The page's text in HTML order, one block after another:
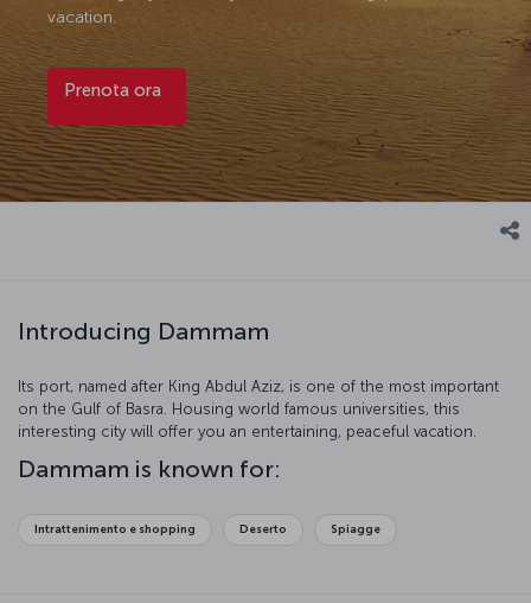
vacation.
Prenota ora
Introducing Dammam
Its port, named after King Abdul Aziz, is one of the most important
on the Gulf of Basra. Housing world famous universities, this
interesting city will offer you an entertaining, peaceful vacation.
Dammam is known for:
Intrattenimento e shopping Deserto Spiagge